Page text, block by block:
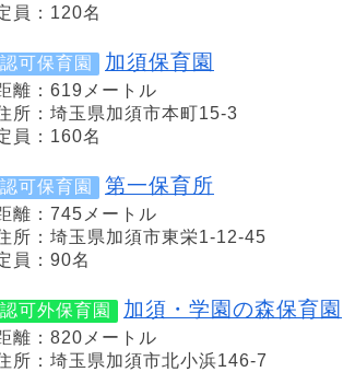
員：120名
認可保育園 加須保育園
離：619メートル
所：埼玉県加須市本町15-3
員：160名
認可保育園 第一保育所
離：745メートル
所：埼玉県加須市東栄1-12-45
員：90名
認可外保育園 加須・学園の森保育園
離：820メートル
所：埼玉県加須市北小浜146-7